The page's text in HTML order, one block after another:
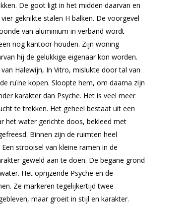
De goot ligt in het midden daarvan en
geknikte stalen H balken. De voorgevel
van aluminium in verband wordt
nog kantoor houden. Zijn woning
hij de gelukkige eigenaar kon worden.
Halewijn, In Vitro, mislukte door tal van
ruïne kopen. Sloopte hem, om daarna zijn
karakter dan Psyche. Het is veel meer
te trekken. Het geheel bestaat uit een
het water gerichte doos, bekleed met
Binnen zijn de ruimten heel
strooisel van kleine ramen in de
geweld aan te doen. De begane grond
Het oprijzende Psyche en de
Ze markeren tegelijkertijd twee
maar groeit in stijl en karakter.